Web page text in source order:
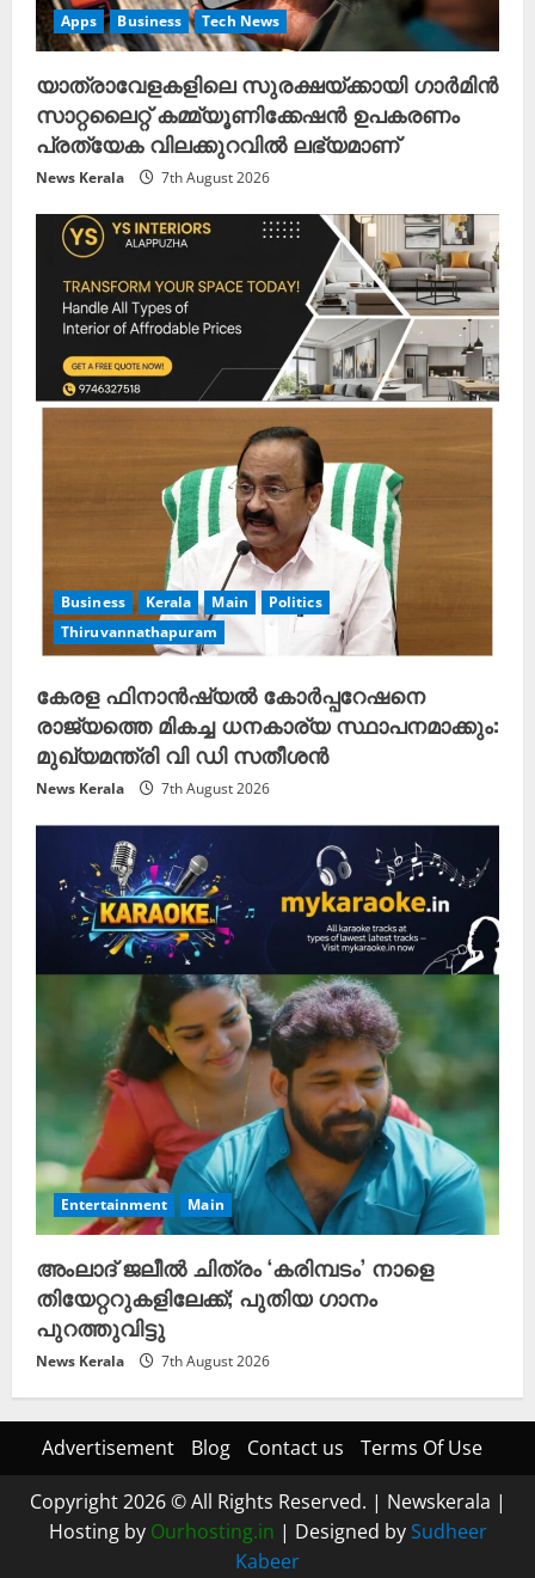
Apps Business Tech News
യാത്രാവേളകളിലെ സുരക്ഷയ്ക്കായി ഗാർമിൻ
സാറ്റലൈറ്റ് കമ്മ്യൂണിക്കേഷൻ ഉപകരണം
പ്രത്യേക വിലക്കുറവിൽ ലഭ്യമാണ്
News Kerala 7th August 2026
Business Kerala Main
Politics
Thiruvannathapuram
കേരള ഫിനാൻഷ്യൽ കോർപ്പറേഷനെ
രാജ്യത്തെ മികച്ച ധനകാര്യ സ്ഥാപനമാക്കും:
മുഖ്യമന്ത്രി വി ഡി സതീശൻ
News Kerala 7th August 2026
Entertainment Main
അംലാദ് ജലീൽ ചിത്രം ‘കരിമ്പടം’ നാളെ
തിയേറ്ററുകളിലേക്ക്; പുതിയ ഗാനം
പുറത്തുവിട്ടു
News Kerala 7th August 2026
Advertisement Blog Contact us Terms Of Use
Copyright 2026 © All Rights Reserved. | Newskerala |
Hosting by Ourhosting.in | Designed by Sudheer
Kabeer